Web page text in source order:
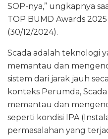
SOP-nya,” ungkapnya
TOP BUMD Awards
(30/12/2024).
Scada adalah teknologi
memantau dan
sistem dari jarak jauh
konteks Perumda,
memantau dan
seperti kondisi IPA
permasalahan yang